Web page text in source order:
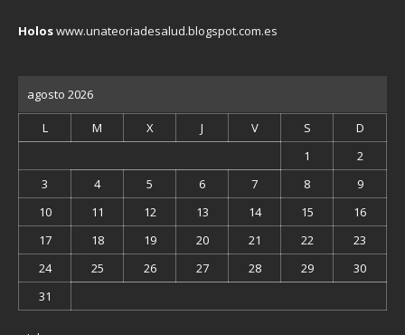
Holoswww.unateoriadesalud.blogspot.com.es
agosto 2026
L M X J V S
D
1
2
3
4 5 6 7 8
9
10
11 12 13 14 15
16
17
18 19 20 21 22
23
24
25 26 27 28 29
30
31